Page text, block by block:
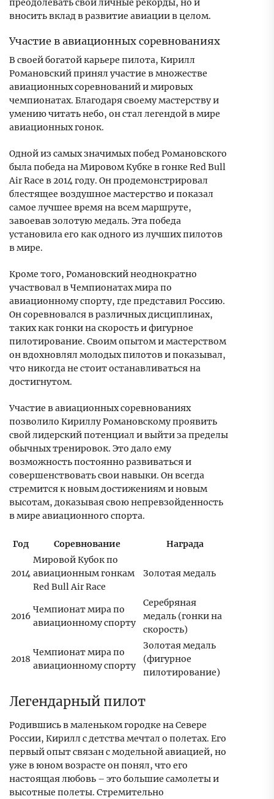
преодолевать свои личные рекорды, но и
вносить вклад в развитие авиации в целом.
Участие в авиационных соревнованиях
В своей богатой карьере пилота, Кирилл
Романовский принял участие в множестве
авиационных соревнований и мировых
чемпионатах. Благодаря своему мастерству и
умению читать небо, он стал легендой в мире
авиационных гонок.
Одной из самых значимых побед Романовского
была победа на Мировом Кубке в гонке Red Bull
Air Race в 2014 году. Он продемонстрировал
блестящее воздушное мастерство и показал
самое лучшее время на всем маршруте,
завоевав золотую медаль. Эта победа
установила его как одного из лучших пилотов
в мире.
Кроме того, Романовский неоднократно
участвовал в Чемпионатах мира по
авиационному спорту, где представил Россию.
Он соревновался в различных дисциплинах,
таких как гонки на скорость и фигурное
пилотирование. Своим опытом и мастерством
он вдохновлял молодых пилотов и показывал,
что никогда не стоит останавливаться на
достигнутом.
Участие в авиационных соревнованиях
позволило Кириллу Романовскому проявить
свой лидерский потенциал и выйти за пределы
обычных тренировок. Это дало ему
возможность постоянно развиваться и
совершенствовать свои навыки. Он всегда
стремится к новым достижениям и новым
высотам, доказывая свою непревзойденность
в мире авиационного спорта.
Год Соревнование Награда
2014
Мировой Кубок по
авиационным гонкам
Red Bull Air Race
Золотая медаль
2016
Чемпионат мира по
авиационному спорту
Серебряная
медаль (гонки на
скорость)
2018
Чемпионат мира по
авиационному спорту
Золотая медаль
(фигурное
пилотирование)
Легендарный пилот
Родившись в маленьком городке на Севере
России, Кирилл с детства мечтал о полетах. Его
первый опыт связан с модельной авиацией, но
уже в юном возрасте он понял, что его
настоящая любовь – это большие самолеты и
высотные полеты. Стремительно